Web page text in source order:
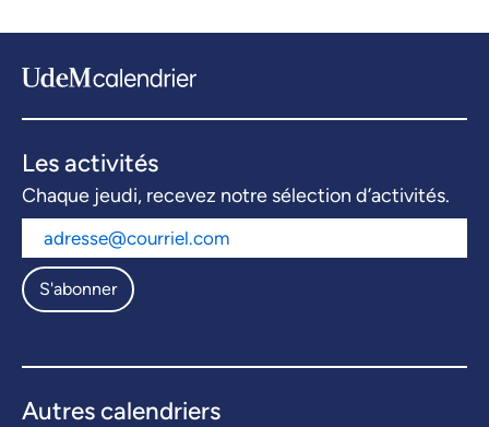
Les activités
Chaque jeudi, recevez notre sélection d’activités.
S'abonner
Autres calendriers